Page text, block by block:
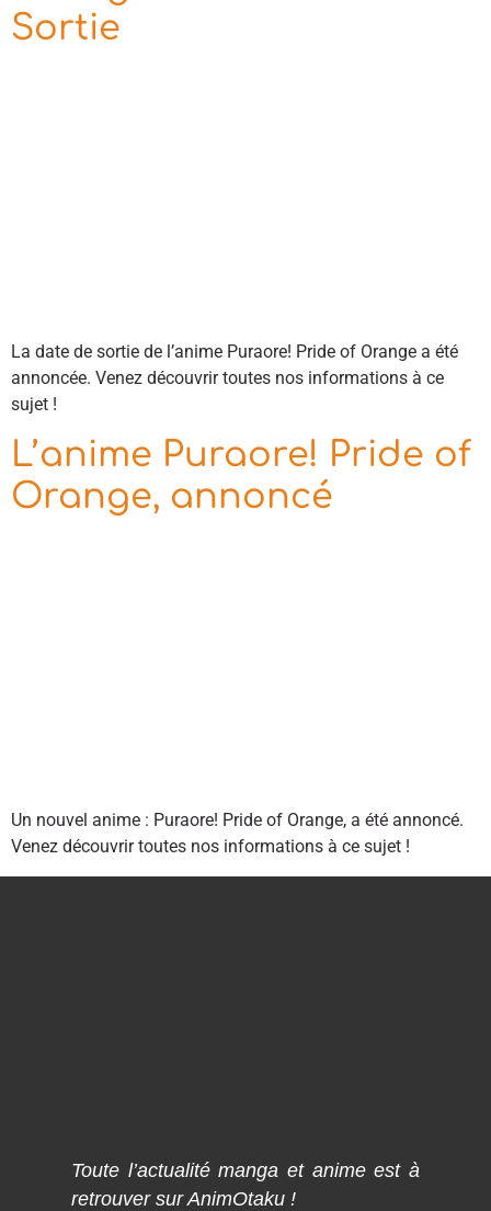
Sortie
La date de sortie de l’anime Puraore! Pride of Orange a été
annoncée. Venez découvrir toutes nos informations à ce
sujet !
L’anime Puraore! Pride of
Orange, annoncé
Un nouvel anime : Puraore! Pride of Orange, a été annoncé.
Venez découvrir toutes nos informations à ce sujet !
Toute l’actualité manga et anime est à
retrouver sur AnimOtaku !